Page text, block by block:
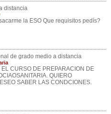
distancia
la ESO Que requisitos pedís?
de grado medio a distancia
CURSO DE PREPARACION DE
QUIERO
SABER LAS CONDCIONES.